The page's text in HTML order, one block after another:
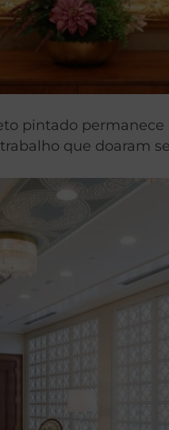
pintado
que doaram